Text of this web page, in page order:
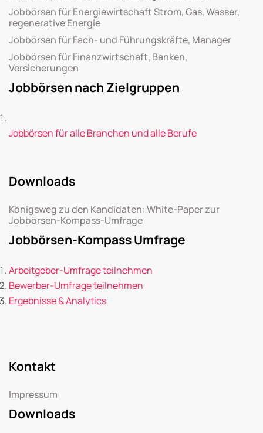
Jobbörsen für Energiewirtschaft Strom, Gas, Wasser,
regenerative Energie
Jobbörsen für Fach- und Führungskräfte, Manager
Jobbörsen für Finanzwirtschaft, Banken,
Versicherungen
Jobbörsen nach Zielgruppen
Jobbörsen für alle Branchen und alle Berufe
Downloads
Königsweg zu den Kandidaten: White-Paper zur
Jobbörsen-Kompass-Umfrage
Jobbörsen-Kompass Umfrage
Arbeitgeber-Umfrage teilnehmen
Bewerber-Umfrage teilnehmen
Ergebnisse & Analytics
Kontakt
Impressum
Downloads